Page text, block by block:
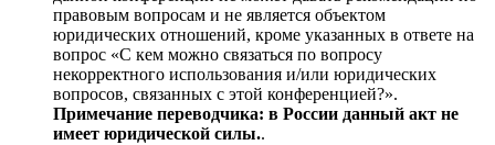
правовым вопросам и не является объектом
юридических отношений, кроме указанных в ответе на
вопрос «С кем можно связаться по вопросу
некорректного использования и/или юридических
вопросов, связанных с этой конференцией?».
Примечание переводчика: в России данный акт не
имеет юридической силы..